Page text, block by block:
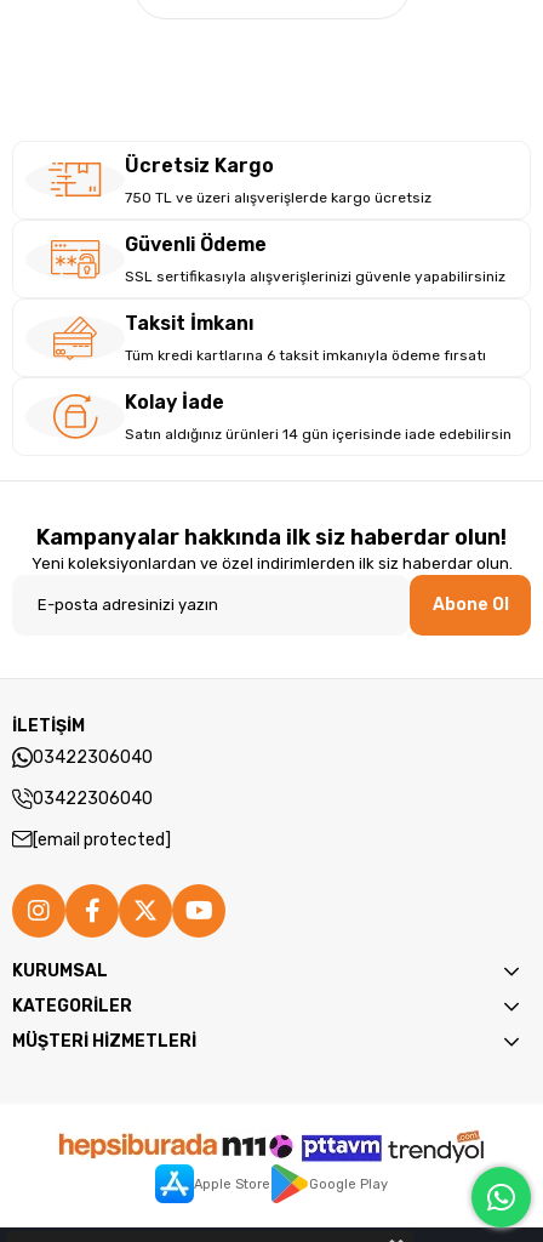
Ücretsiz Kargo
750 TL ve üzeri alışverişlerde kargo ücretsiz
Güvenli Ödeme
SSL sertifikasıyla alışverişlerinizi güvenle yapabilirsiniz
Taksit İmkanı
Tüm kredi kartlarına 6 taksit imkanıyla ödeme fırsatı
Kolay İade
Satın aldığınız ürünleri 14 gün içerisinde iade edebilirsin
Kampanyalar hakkında ilk siz haberdar olun!
Yeni koleksiyonlardan ve özel indirimlerden ilk siz haberdar olun.
Abone Ol
İLETİŞİM
03422306040
03422306040
[email protected]
KURUMSAL
KATEGORİLER
MÜŞTERİ HİZMETLERİ
Apple Store Google Play